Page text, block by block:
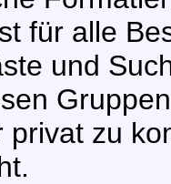
für alle
und
privat zu